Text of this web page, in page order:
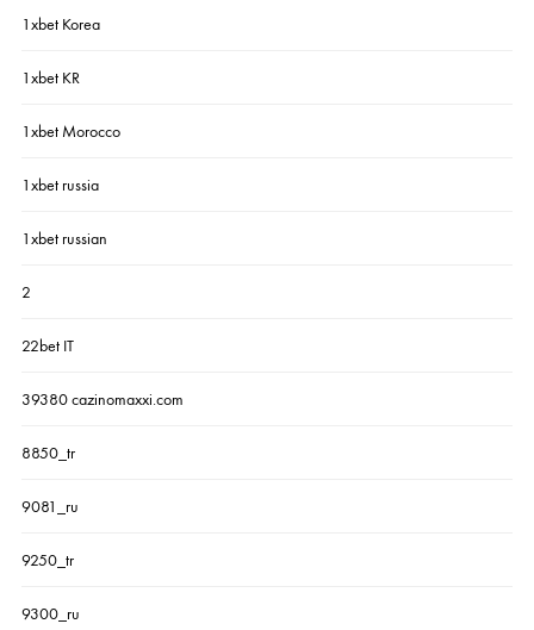
1xbet Korea
1xbet KR
1xbet Morocco
1xbet russia
1xbet russian
2
22bet IT
39380 cazinomaxxi.com
8850_tr
9081_ru
9250_tr
9300_ru